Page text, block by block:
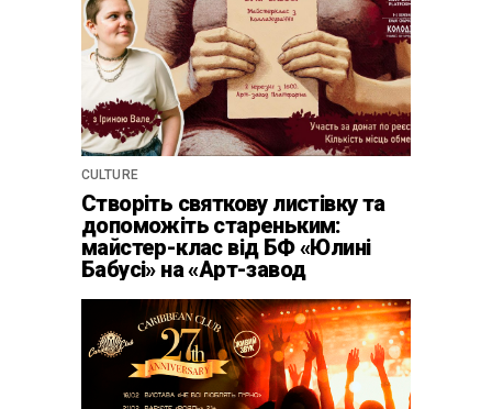
CULTURE
Створіть святкову листівку та
допоможіть стареньким:
майстер-клас від БФ «Юлині
Бабусі» на «Арт-завод